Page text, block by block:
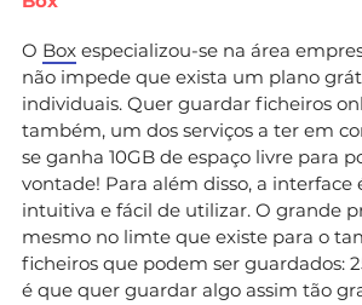
O Box especializou-se na área
não impede que exista um plano
individuais. Quer guardar ficheiros
também, um dos serviços a ter em
se ganha 10GB de espaço livre para
vontade! Para além disso, a interface
intuitiva e fácil de utilizar. O grande
mesmo no limte que existe para o
ficheiros que podem ser guardados:
é que quer guardar algo assim tão